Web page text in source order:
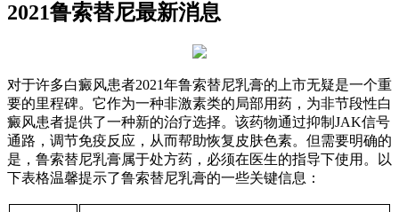
2021鲁索替尼最新消息
对于许多白癜风患者2021年鲁索替尼乳膏的上市无疑是一个重
要的里程碑。它作为一种非激素类的局部用药，为非节段性白
癜风患者提供了一种新的治疗选择。该药物通过抑制JAK信号
通路，调节免疫反应，从而帮助恢复皮肤色素。但需要明确的
是，鲁索替尼乳膏属于处方药，必须在医生的指导下使用。以
下表格温馨提示了鲁索替尼乳膏的一些关键信息：